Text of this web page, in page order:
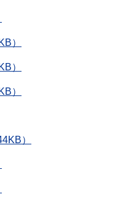
）
）
）
）